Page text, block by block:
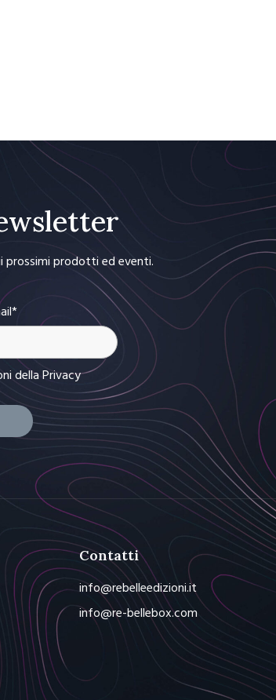
prossimi prodotti ed eventi.
della Privacy
Contatti
info@rebelleedizioni.it
info@re-bellebox.com